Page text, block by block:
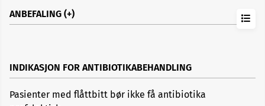
ANBEFALING
INDIKASJON FOR ANTIBIOTIKABEHANDLING
Pasienter med flåttbitt bør ikke få antibiotika